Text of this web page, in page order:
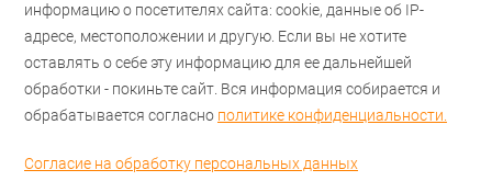
информацию о посетителях сайта: cookie, данные об IP-
адресе, местоположении и другую. Если вы не хотите
оставлять о себе эту информацию для ее дальнейшей
обработки - покиньте сайт. Вся информация собирается и
обрабатывается согласно политике конфиденциальности.
Согласие на обработку персональных данных